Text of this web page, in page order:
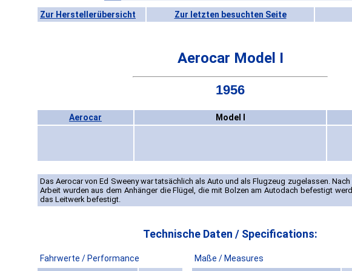
Zur Herstellerübersicht Zur letzten besuchten Seite
Aerocar Model I
1956
Aerocar Model I
Das Aerocar von Ed Sweeny war tatsächlich als Auto und als Flugzeug zugelassen.
Arbeit wurden aus dem Anhänger die Flügel, die mit Bolzen am Autodach befestigt
das Leitwerk befestigt.
Technische Daten / Specifications:
Fahrwerte / Performance Maße / Measures